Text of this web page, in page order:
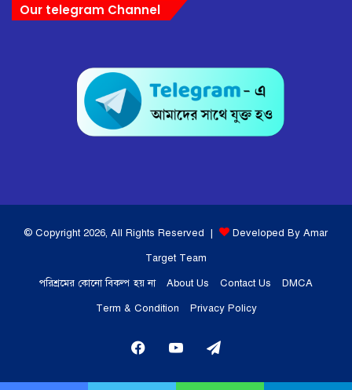
Our telegram Channel
© Copyright 2026, All Rights Reserved |
Developed By Amar
Target Team
পরিশ্রমের কোনো বিকল্প হয় না
About Us Contact Us
DMCA
Term & Condition
Privacy Policy
FacebookYouTubeTelegram